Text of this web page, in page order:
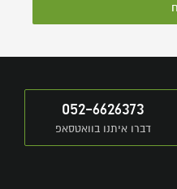
052-6626373
דברו איתנו בוואטסאפ